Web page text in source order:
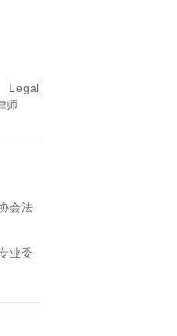
师
会法
业委